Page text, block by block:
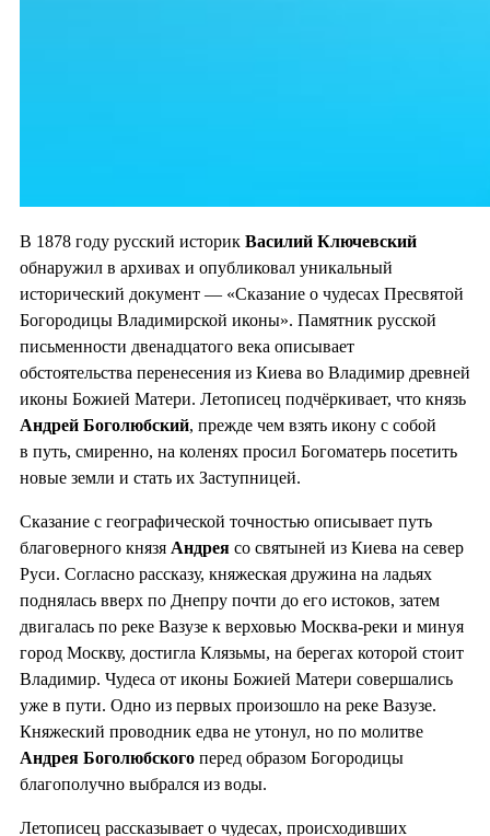
В 1878 году русский историк Василий Ключевский
обнаружил в архивах и опубликовал уникальный
исторический документ — «Сказание о чудесах Пресвятой
Богородицы Владимирской иконы». Памятник русской
письменности двенадцатого века описывает
обстоятельства перенесения из Киева во Владимир древней
иконы Божией Матери. Летописец подчёркивает, что князь
Андрей Боголюбский, прежде чем взять икону с собой
в путь, смиренно, на коленях просил Богоматерь посетить
новые земли и стать их Заступницей.
Сказание с географической точностью описывает путь
благоверного князя Андрея со святыней из Киева на север
Руси. Согласно рассказу, княжеская дружина на ладьях
поднялась вверх по Днепру почти до его истоков, затем
двигалась по реке Вазузе к верховью Москва-реки и минуя
город Москву, достигла Клязьмы, на берегах которой стоит
Владимир. Чудеса от иконы Божией Матери совершались
уже в пути. Одно из первых произошло на реке Вазузе.
Княжеский проводник едва не утонул, но по молитве
Андрея Боголюбского перед образом Богородицы
благополучно выбрался из воды.
Летописец рассказывает о чудесах, происходивших